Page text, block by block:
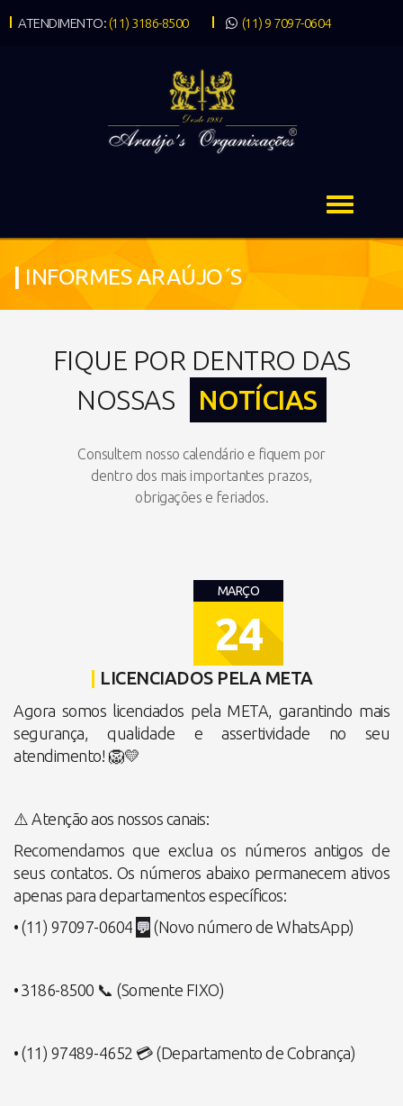
ATENDIMENTO: (11) 3186-8500 (11) 9 7097-0604
INFORMES ARAÚJO´S
FIQUE POR DENTRO DAS
NOSSAS
NOTÍCIAS
Consultem nosso calendário e fiquem por
dentro dos mais importantes prazos,
obrigações e feriados.
MARÇO
24
LICENCIADOS PELA META
Agora somos licenciados pela META, garantindo mais
segurança, qualidade e assertividade no seu
atendimento! 🦁💛
⚠️ Atenção aos nossos canais:
Recomendamos que exclua os números antigos de
seus contatos. Os números abaixo permanecem ativos
apenas para departamentos específicos:
•⁠ ⁠(11) 97097-0604 💬 (Novo número de WhatsApp)
•⁠ ⁠3186-8500 📞 (Somente FIXO)
•⁠ ⁠(11) 97489-4652 💳 (Departamento de Cobrança)